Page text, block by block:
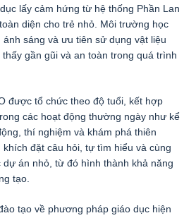
lấy cảm hứng từ hệ thống Phần Lan
diện cho trẻ nhỏ. Môi trường học
sáng và ưu tiên sử dụng vật liệu
gần gũi và an toàn trong quá trình
được tổ chức theo độ tuổi, kết hợp
các hoạt động thường ngày như kể
thí nghiệm và khám phá thiên
đặt câu hỏi, tự tìm hiểu và cùng
dự án nhỏ, từ đó hình thành khả năng
tạo.
tạo về phương pháp giáo dục hiện